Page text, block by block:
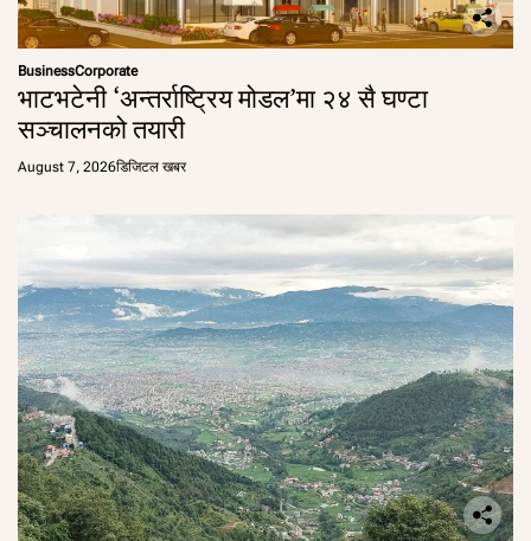
BusinessCorporate
भाटभटेनी ‘अन्तर्राष्ट्रिय मोडल’मा २४ सै घण्टा
सञ्चालनको तयारी
August 7, 2026डिजिटल खबर